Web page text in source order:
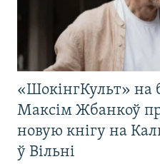
«ШокінгКульт» на
Максім Жбанкоў
новую кнігу на
ў Вільні